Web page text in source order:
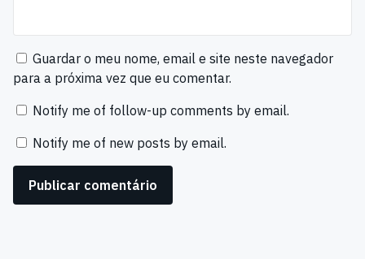
Guardar o meu nome, email e site neste navegador
para a próxima vez que eu comentar.
Notify me of follow-up comments by email.
Notify me of new posts by email.